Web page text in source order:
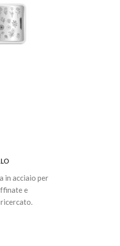
in acciaio per
e